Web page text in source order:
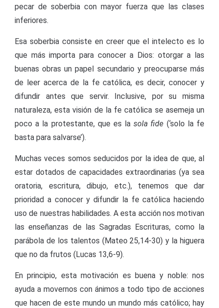
pecar de soberbia con mayor fuerza que las clases
inferiores.
Esa soberbia consiste en creer que el intelecto es lo
que más importa para conocer a Dios: otorgar a las
buenas obras un papel secundario y preocuparse más
de leer acerca de la fe católica, es decir, conocer y
difundir antes que servir. Inclusive, por su misma
naturaleza, esta visión de la fe católica se asemeja un
poco a la protestante, que es lasola fide (‘solo la fe
basta para salvarse’).
Muchas veces somos seducidos por la idea de que, al
estar dotados de capacidades extraordinarias (ya sea
oratoria, escritura, dibujo, etc.), tenemos que dar
prioridad a conocer y difundir la fe católica haciendo
uso de nuestras habilidades. A esta acción nos motivan
las enseñanzas de las Sagradas Escrituras, como la
parábola de los talentos (Mateo 25,14-30) y la higuera
que no da frutos (Lucas 13,6-9).
En principio, esta motivación es buena y noble: nos
ayuda a movernos con ánimos a todo tipo de acciones
que hacen de este mundo un mundo más católico; hay